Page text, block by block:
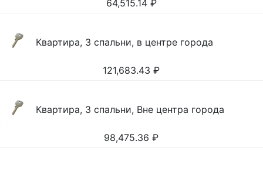
64,515.14 ₽
Квартира, 3 спальни, в центре города
121,683.43 ₽
Квартира, 3 спальни, Вне центра города
98,475.36 ₽